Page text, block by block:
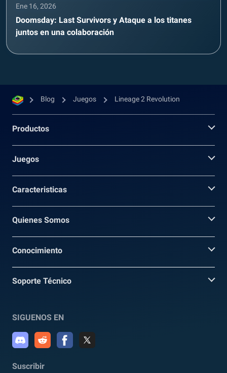
Ene 16, 2026
Doomsday: Last Survivors y Ataque a los titanes
juntos en una colaboración
Blog Juegos Lineage 2 Revolution
Productos
Juegos
Caracteristicas
Quienes Somos
Conocimiento
Soporte Técnico
SIGUENOS EN
Suscribir